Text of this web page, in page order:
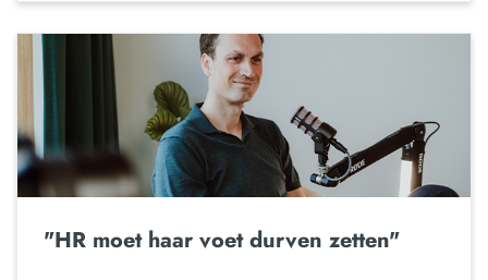
"HR moet haar voet durven zetten"